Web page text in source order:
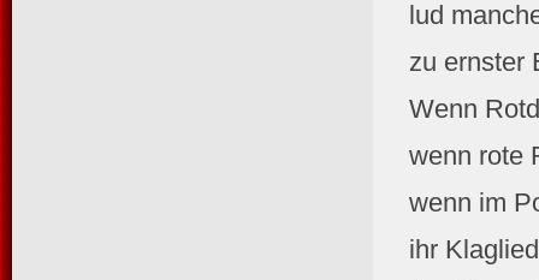
lud
zu ernster
Wenn
wenn rote
wenn im
ihr